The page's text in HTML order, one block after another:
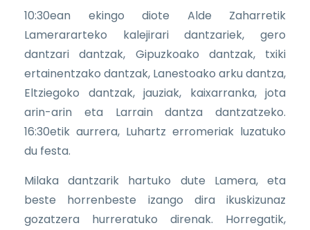
10:30ean ekingo diote Alde Zaharretik
Lamerararteko kalejirari dantzariek, gero
dantzari dantzak, Gipuzkoako dantzak, txiki
ertainentzako dantzak, Lanestoako arku dantza,
Eltziegoko dantzak, jauziak, kaixarranka, jota
arin-arin eta Larrain dantza dantzatzeko.
16:30etik aurrera, Luhartz erromeriak luzatuko
du festa.
Milaka dantzarik hartuko dute Lamera, eta
beste horrenbeste izango dira ikuskizunaz
gozatzera hurreratuko direnak. Horregatik,